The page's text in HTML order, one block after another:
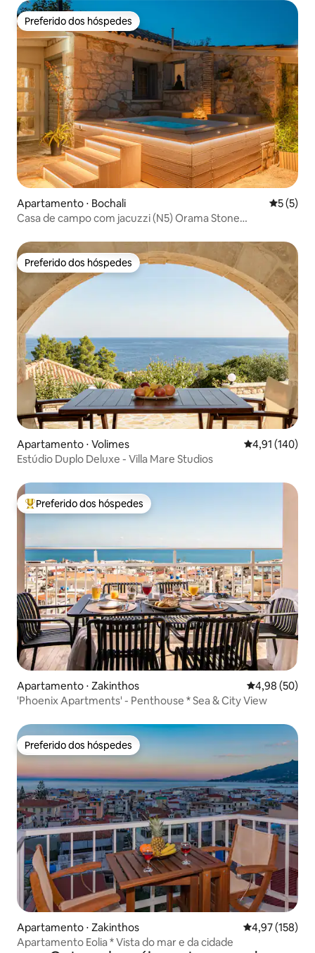
Preferido dos hóspedes
Preferido dos hóspedes
Apartamento ⋅ Bochali 5 de
5 (5)
Casa de campo com jacuzzi (N5) Orama Stone
Preferido dos hóspedes
Preferido dos hóspedes
Apartamento ⋅ Volimes 4,91 de uma
4,91 (140)
Estúdio Duplo Deluxe - Villa Mare Studios
Entre os melhores preferidos dos hóspedes
Preferido dos hóspedes
Apartamento ⋅ Zakinthos 4,98 de uma
4,98 (50)
'Phoenix Apartments' - Penthouse * Sea & City View
Preferido dos hóspedes
Preferido dos hóspedes
Apartamento ⋅ Zakinthos 4,97 de uma
4,97 (158)
Apartamento Eolia * Vista do mar e da cidade